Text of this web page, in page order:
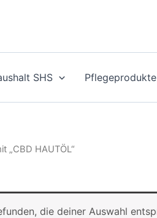
SHS Pflegeprodukte
„CBD HAUTÖL“
die deiner Auswahl